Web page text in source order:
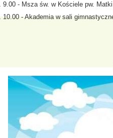
9.00 - Msza św. w Kościele pw.
10.00 - Akademia w sali